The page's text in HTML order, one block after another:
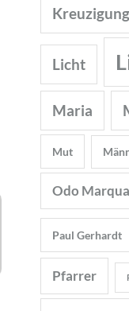
Licht
Maria
Mut
Odo
Paul Gerhardt
Pfarrer